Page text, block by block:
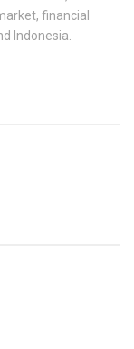
financial
Indonesia.